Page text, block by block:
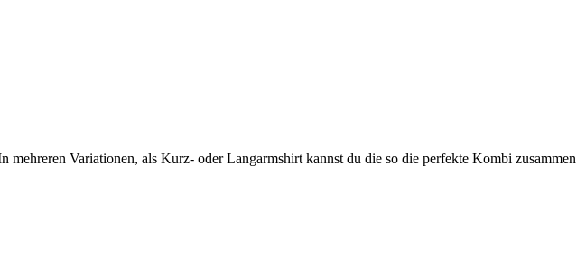
Variationen, als Kurz- oder Langarmshirt kannst du die so die perfekte Kombi zusammen